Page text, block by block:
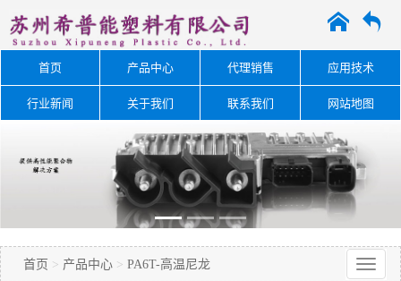
A O
首页 产品中心 代理销售 应用技术
行业新闻 关于我们 联系我们 网站地图
首页 > 产品中心 > PA6T-高温尼龙